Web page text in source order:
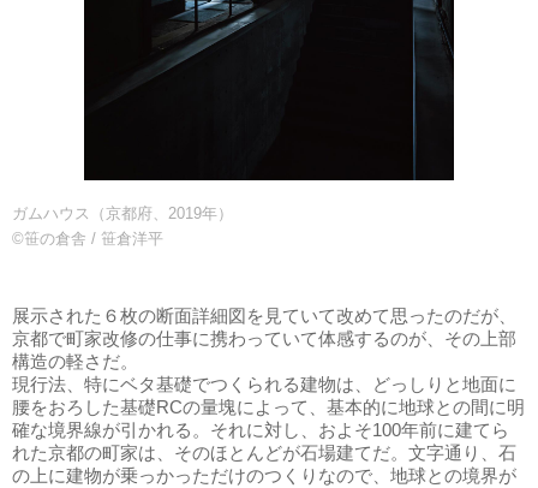
ガムハウス（京都府、2019年）
©笹の倉舎 / 笹倉洋平
展示された６枚の断面詳細図を見ていて改めて思ったのだが、
京都で町家改修の仕事に携わっていて体感するのが、その上部
構造の軽さだ。
現行法、特にベタ基礎でつくられる建物は、どっしりと地面に
腰をおろした基礎RCの量塊によって、基本的に地球との間に明
確な境界線が引かれる。それに対し、およそ100年前に建てら
れた京都の町家は、そのほとんどが石場建てだ。文字通り、石
の上に建物が乗っかっただけのつくりなので、地球との境界が